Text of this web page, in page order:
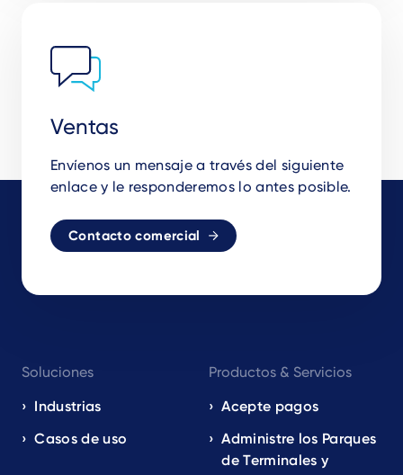
Ventas
Envíenos un mensaje a través del siguiente
enlace y le responderemos lo antes posible.
Contacto comercial
navigation
EN
Soluciones
Industrias
Casos de uso
Productos & Servicios
Acepte pagos
Administre los Parques
de Terminales y